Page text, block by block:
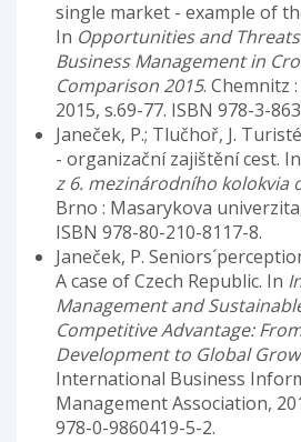
single market - example of
In Opportunities and
Business Management in
Comparison 2015. Chemnitz
2015, s.69-77. ISBN 978-3-
Janeček, P.; Tlučhoř, J.
- organizační zajištění cest. In
z 6. mezinárodního kolokvia
Brno : Masarykova
ISBN 978-80-210-8117-8.
Janeček, P.
A case of Czech Republic. In
Management and
Competitive Advantage:
Development to Global
International Business
Management Association,
978-0-9860419-5-2.